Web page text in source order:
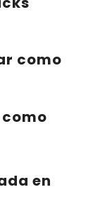
como
en